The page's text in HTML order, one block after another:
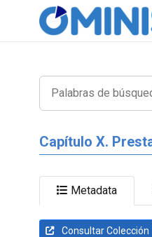
Capítulo X.
Metadata
Consultar Colección